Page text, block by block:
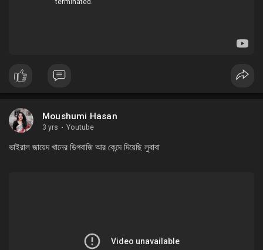
Moushumi Hasan
3 yrs · Youtube
ভাইরাল জায়েদ খানের ডিগবাজি আর কেন্দে দিয়েছি লুবাবা